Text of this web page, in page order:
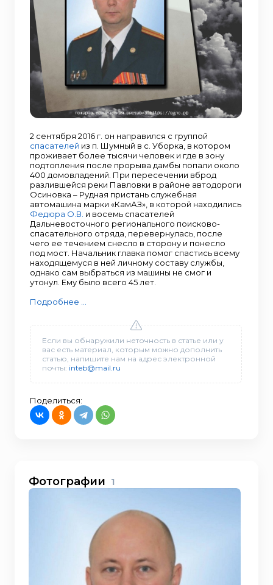
2 сентября 2016 г. он направился с группой
спасателей из п. Шумный в с. Уборка, в котором
проживает более тысячи человек и где в зону
подтопления после прорыва дамбы попали около
400 домовладений. При пересечении вброд
разлившейся реки Павловки в районе автодороги
Осиновка – Рудная пристань служебная
автомашина марки «КамАЗ», в которой находились
Федюра О.В. и восемь спасателей
Дальневосточного регионального поисково-
спасательного отряда, перевернулась, после
чего ее течением снесло в сторону и понесло
под мост. Начальник главка помог спастись всему
находящемуся в ней личному составу службы,
однако сам выбраться из машины не смог и
утонул. Ему было всего 45 лет.
Подробнее ...
Если вы обнаружили неточность в статье или у
вас есть материал, которым можно дополнить
статью, напишите нам на адрес электронной
почты: inteb@mail.ru
Поделиться:
Фотографии 1